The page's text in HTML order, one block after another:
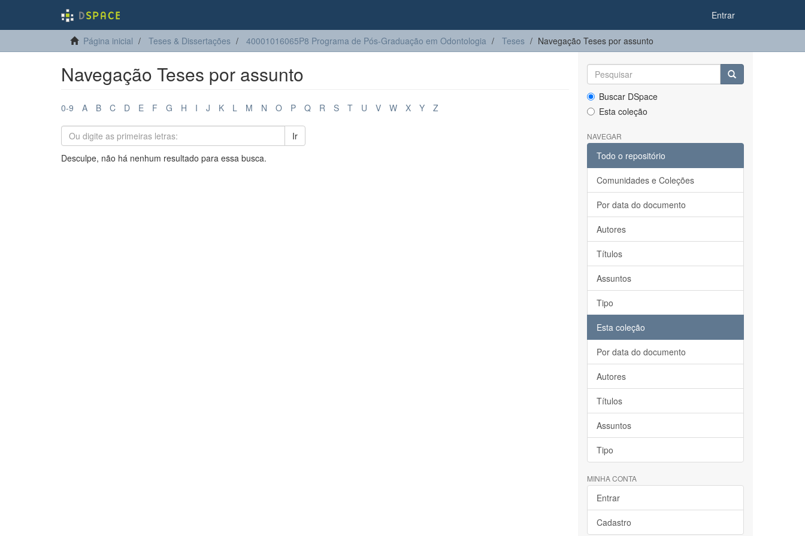
Entrar
Página inicial Teses & Dissertações 40001016065P8 Programa de Pós-Graduação em Odontologia Teses Navegação Teses por assunto
Navegação Teses por assunto
0-9 A B C D E F G H I J K L M N O P Q R S T U V W X Y Z
Ir
Desculpe, não há nenhum resultado para essa busca.
Buscar DSpace
Esta coleção
NAVEGAR
Todo o repositório
Comunidades e Coleções
Por data do documento
Autores
Títulos
Assuntos
Tipo
Esta coleção
Por data do documento
Autores
Títulos
Assuntos
Tipo
MINHA CONTA
Entrar
Cadastro